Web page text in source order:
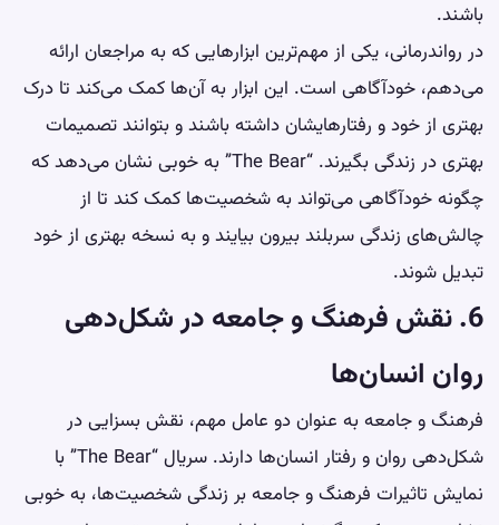
باشند.
در رواندرمانی، یکی از مهم‌ترین ابزارهایی که به مراجعان ارائه
می‌دهم، خودآگاهی است. این ابزار به آن‌ها کمک می‌کند تا درک
بهتری از خود و رفتارهایشان داشته باشند و بتوانند تصمیمات
بهتری در زندگی بگیرند. “The Bear” به خوبی نشان می‌دهد که
چگونه خودآگاهی می‌تواند به شخصیت‌ها کمک کند تا از
چالش‌های زندگی سربلند بیرون بیایند و به نسخه بهتری از خود
تبدیل شوند.
6. نقش فرهنگ و جامعه در شکل‌دهی
روان انسان‌ها
فرهنگ و جامعه به عنوان دو عامل مهم، نقش بسزایی در
شکل‌دهی روان و رفتار انسان‌ها دارند. سریال “The Bear” با
نمایش تاثیرات فرهنگ و جامعه بر زندگی شخصیت‌ها، به خوبی